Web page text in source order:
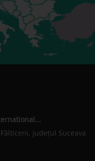
judeţul Suceava